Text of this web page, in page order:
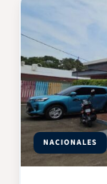
NACIONALES